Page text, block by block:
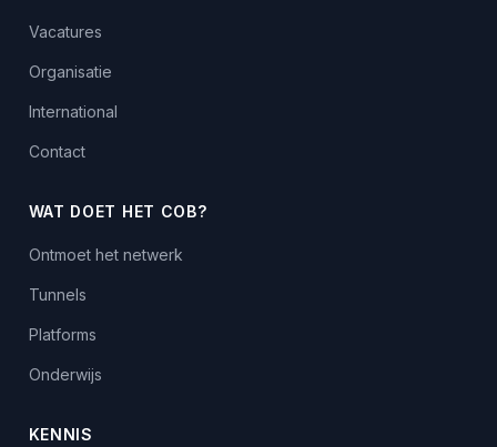
Vacatures
Organisatie
International
Contact
WAT DOET HET COB?
Ontmoet het netwerk
Tunnels
Platforms
Onderwijs
KENNIS